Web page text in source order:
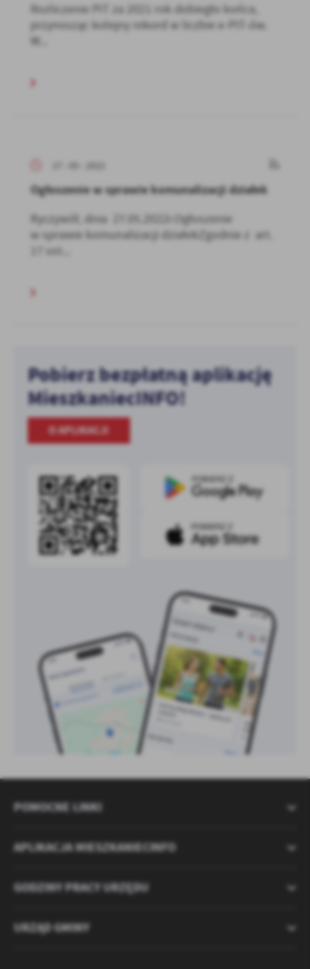
Rozliczenie PIT za 2021 rok dobiegło końca,
przynosząc kolejny rekord w liczbie e-PIT-ów.
W...
Ogłoszenie w sprawie komunalizacji działek
Ryczywół, dnia 27.05.2022r.Ogłoszenie
w sprawie komunalizacji działekZgodnie z art.
17 ust...
Pobierz bezpłatną aplikację
MieszkaniecINFO!
O APLIKACJI
POMOCNE LINKI
APLIKACJA MIESZKANIECINFO
GODZINY PRACY URZĘDU
URZĄD GMINY